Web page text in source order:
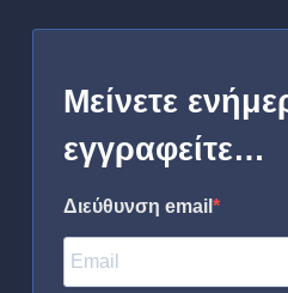
Μείνετε
εγγραφείτε…
Διεύθυνση email